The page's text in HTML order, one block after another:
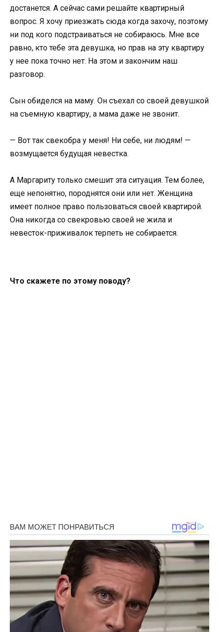
достанется. А сейчас сами решайте квартирный
вопрос. Я хочу приезжать сюда когда захочу, поэтому
ни под кого подстраиваться не собираюсь. Мне все
равно, кто тебе эта девушка, но прав на эту квартиру
у нее пока точно нет. На этом и закончим наш
разговор.
Сын обиделся на маму. Он съехал со своей девушкой
на съемную квартиру, а мама даже не звонит.
— Вот так свекобра у меня! Ни себе, ни людям! —
возмущается будущая невестка.
А Маргариту только смешит эта ситуация. Тем более,
еще непонятно, породнятся они или нет. Женщина
имеет полное право пользоваться своей квартирой.
Она никогда со свекровью своей не жила и
невесток-приживалок терпеть не собирается.
Что скажете по этому поводу?